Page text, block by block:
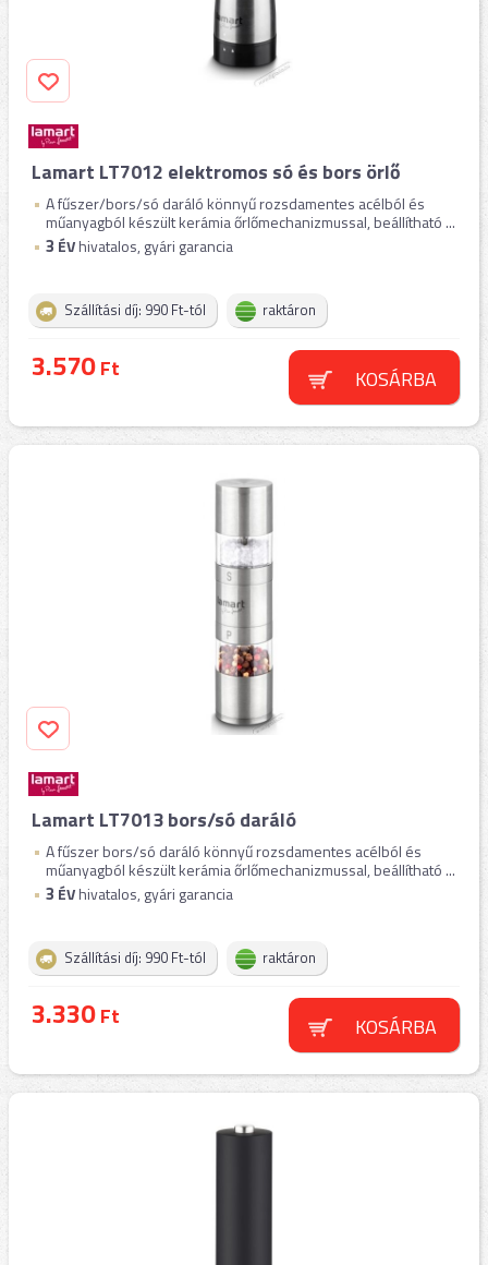
Lamart LT7012 elektromos só és bors örlő
A fűszer/bors/só daráló könnyű rozsdamentes acélból és
műanyagból készült kerámia őrlőmechanizmussal, beállítható ...
3 ÉVhivatalos, gyári garancia
Szállítási díj: 990 Ft-tól raktáron
3.570Ft KOSÁRBA
Lamart LT7013 bors/só daráló
A fűszer bors/só daráló könnyű rozsdamentes acélból és
műanyagból készült kerámia őrlőmechanizmussal, beállítható ...
3 ÉVhivatalos, gyári garancia
Szállítási díj: 990 Ft-tól raktáron
3.330Ft KOSÁRBA